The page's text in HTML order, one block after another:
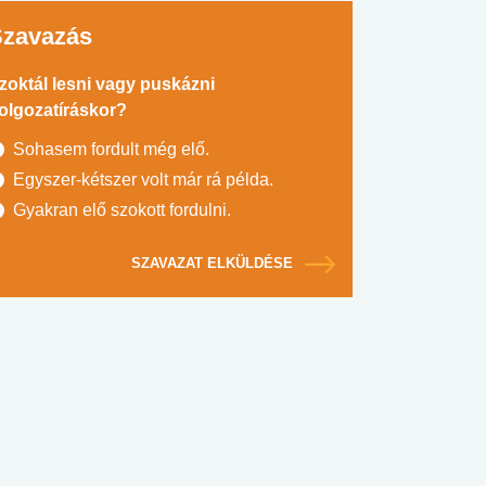
lesni vagy puskázni
Sohasem fordult még elő.
Egyszer-kétszer volt már rá példa.
Gyakran elő szokott fordulni.
SZAVAZAT ELKÜLDÉSE